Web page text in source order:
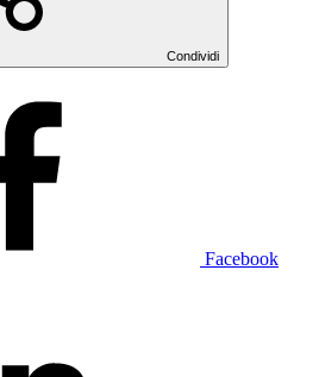
Condividi
Facebook